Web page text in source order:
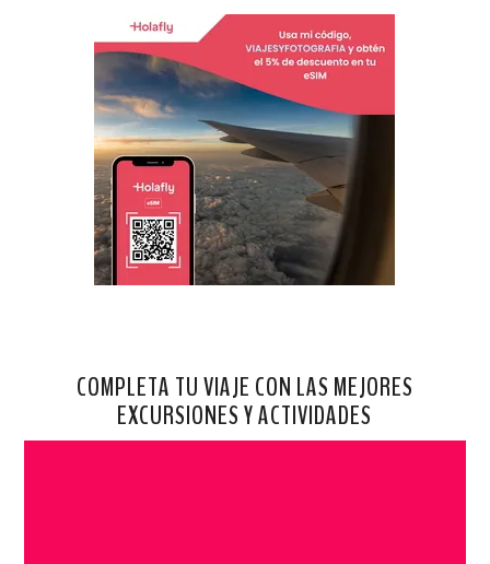
COMPLETA TU VIAJE CON LAS MEJORES
EXCURSIONES Y ACTIVIDADES